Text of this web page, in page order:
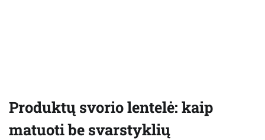
Produktų svorio lentelė: kaip
matuoti be svarstyklių